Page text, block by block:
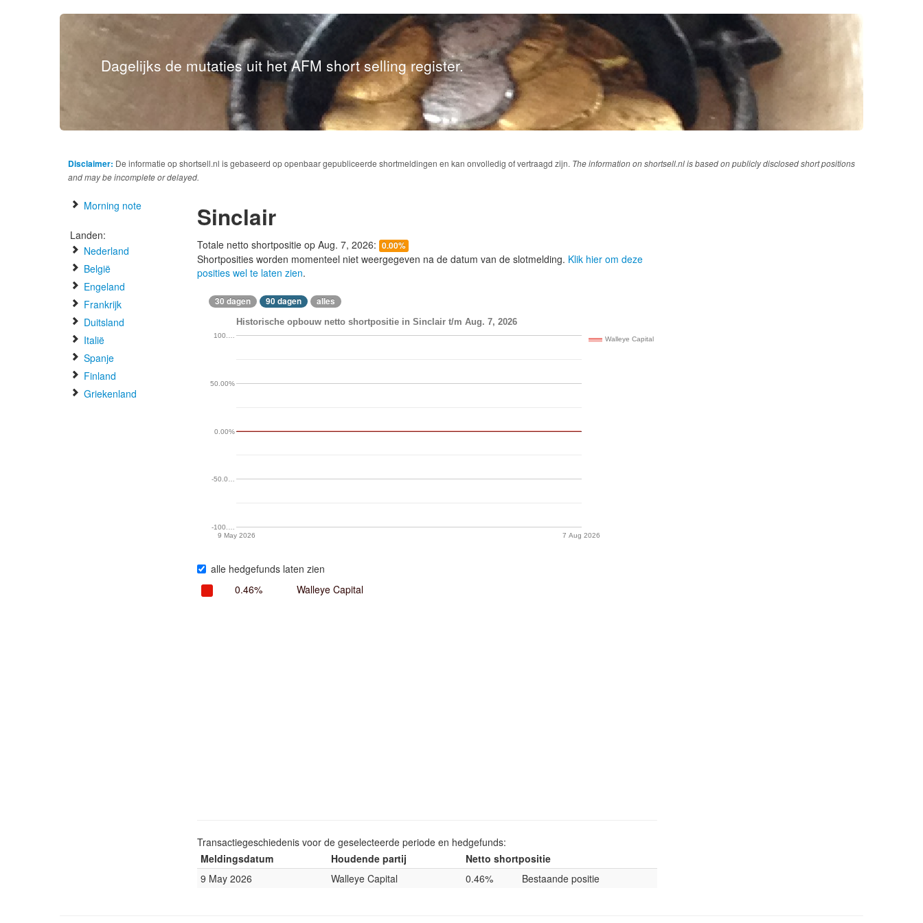
Dagelijks de mutaties uit het AFM short selling register.
Disclaimer: De informatie op shortsell.nl is gebaseerd op openbaar gepubliceerde shortmeldingen en kan onvolledig of vertraagd zijn. The information on shortsell.nl is based on publicly disclosed short positions
and may be incomplete or delayed.
Morning note
Landen:
Nederland
België
Engeland
Frankrijk
Duitsland
Italië
Spanje
Finland
Griekenland
Sinclair
Totale netto shortpositie op Aug. 7, 2026: 0.00%
Shortposities worden momenteel niet weergegeven na de datum van de slotmelding. Klik hier om deze
posities wel te laten zien.
30 dagen 90 dagen alles
Historische opbouw netto shortpositie in Sinclair t/m Aug. 7, 2026
Walleye Capital
9 May 2026 7 Aug 2026
-100.…
-50.0…
0.00%
50.00%
100.…
alle hedgefunds laten zien
0.46%
Walleye Capital
Transactiegeschiedenis voor de geselecteerde periode en hedgefunds:
Meldingsdatum
Houdende partij
Netto shortpositie
9 May 2026
Walleye Capital 0.46% Bestaande positie